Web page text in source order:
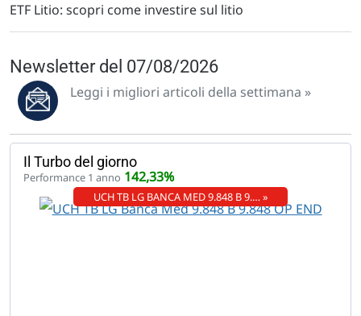
ETF Litio: scopri come investire sul litio
Newsletter del 07/08/2026
Leggi i migliori articoli della settimana »
Il Turbo del giorno
Performance 1 anno 142,33%
UCH TB LG BANCA MED 9.848 B 9.… »